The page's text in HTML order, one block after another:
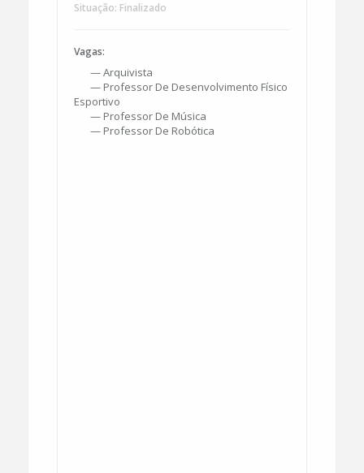
Situação: Finalizado
Vagas:
— Arquivista
— Professor De Desenvolvimento Físico
Esportivo
— Professor De Música
— Professor De Robótica